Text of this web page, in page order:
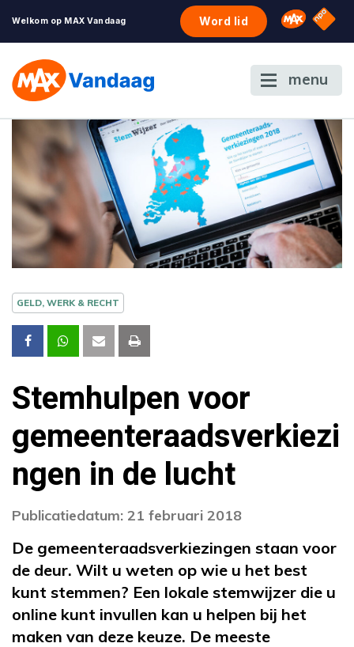
Welkom op MAX Vandaag Word lid Omroep
NPO
menu
GELD, WERK & RECHT
Stemhulpen voor
gemeenteraadsverkiezi
ngen in de lucht
Publicatiedatum: 21 februari 2018
De gemeenteraadsverkiezingen staan voor
de deur. Wilt u weten op wie u het best
kunt stemmen? Een lokale stemwijzer die u
online kunt invullen kan u helpen bij het
maken van deze keuze. De meeste